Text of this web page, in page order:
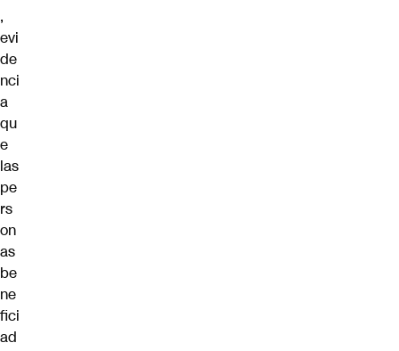
,
evi
de
nci
a
qu
e
las
pe
rs
on
as
be
ne
fici
ad